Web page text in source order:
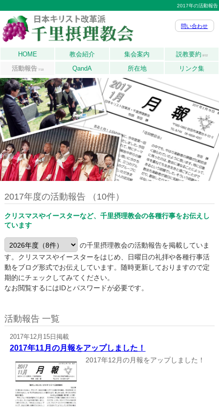
2017年の活動報告
問い合わせ
HOME 教会紹介 集会案内 説教要約 8/02
活動報告 7/18 QandA 所在地 リンク集
2017年度の活動報告 （10件）
クリスマスやイースターなど、千里摂理教会の各種行事をお伝えし
ています
の千里摂理教会の活動報告を掲載していま
す。クリスマスやイースターをはじめ、日曜日の礼拝や各種行事活
動をブログ形式でお伝えしています。随時更新しておりますので定
期的にチェックしてみてください。
なお閲覧するにはIDとパスワードが必要です。
活動報告 一覧
2017年12月15日掲載
2017年11月の月報をアップしました！
2017年12月の月報をアップしました！